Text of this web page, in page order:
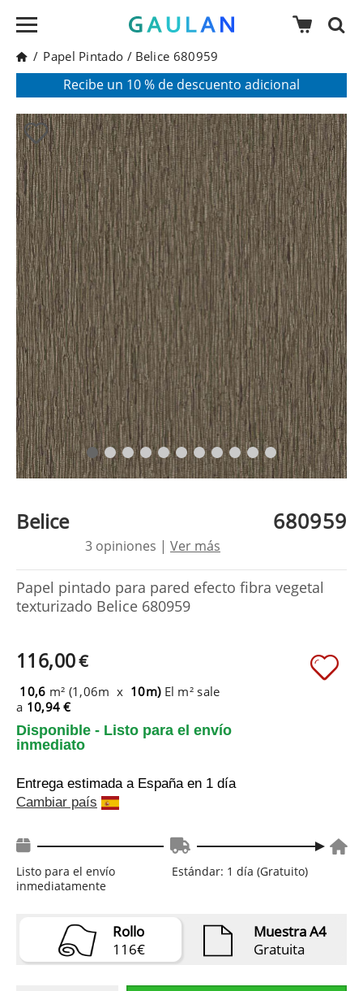
/ Papel Pintado / Belice 680959
Pon en tu cesta el código:
Recibe un 10 % de descuento adicional
* Válido para pedidos superiores a 120€
Belice 680959
3 opiniones | Ver más
Papel pintado para pared efecto fibra vegetal
texturizado Belice 680959
116,00€
10,6 m² (1,06m x 10m) El m² sale
a 10,94 €
Disponible - Listo para el envío
inmediato
Entrega estimada a España en 1 día
Cambiar país
Listo para el envío
inmediatamente
Estándar: 1 día (Gratuito)
Rollo
116€
Muestra A4
Gratuita